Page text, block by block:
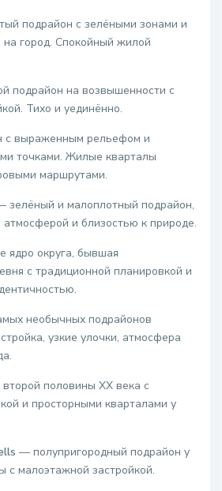
подрайон с зелёными зонами и
город. Спокойный жилой
подрайон на возвышенности с
Тихо и уединённо.
с выраженным рельефом и
точками. Жилые кварталы
маршрутами.
зелёный и малоплотный подрайон,
атмосферой и близостью к природе.
ядро округа, бывшая
с традиционной планировкой и
необычных подрайонов
узкие улочки, атмосфера
половины XX века с
и просторными кварталами у
— полупригородный подрайон у
с малоэтажной застройкой.